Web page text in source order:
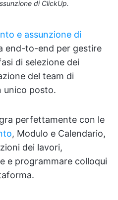
di ClickUp.
e assunzione di
end-to-end per gestire
di selezione dei
del team di
unico posto.
perfettamente con le
, Modulo e Calendario,
dei lavori,
e programmare colloqui